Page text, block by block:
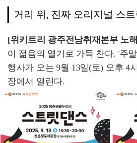
거리 위, 진짜 오리지널 스
[위키트리 광주전남취재본부 노
이 젊음의 열기로 가득 찬다. '주
행사가 오는 9월 13일(토) 오후 4
장에서 열린다.